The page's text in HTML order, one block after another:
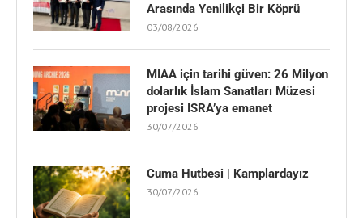
Arasında Yenilikçi Bir Köprü
03/08/2026
MIAA için tarihi güven: 26 Milyon
dolarlık İslam Sanatları Müzesi
projesi ISRA’ya emanet
30/07/2026
Cuma Hutbesi | Kamplardayız
30/07/2026